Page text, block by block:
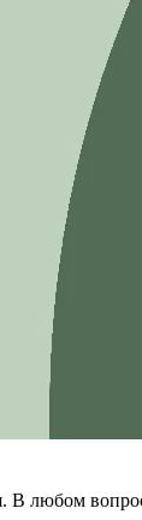
любом